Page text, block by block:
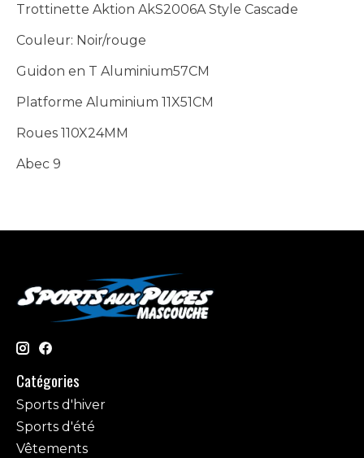
Trottinette Aktion AkS2006A Style Cascade
Couleur: Noir/rouge
Guidon en T Aluminium57CM
Platforme Aluminium 11X51CM
Roues 110X24MM
Abec 9
Catégories
Sports d'hiver
Sports d'été
Vêtements